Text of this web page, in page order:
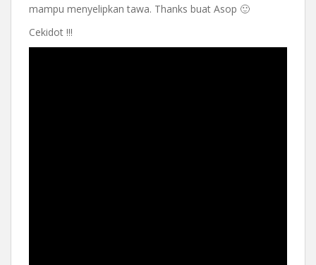
mampu menyelipkan tawa. Thanks buat Asop 🙂
Cekidot !!!